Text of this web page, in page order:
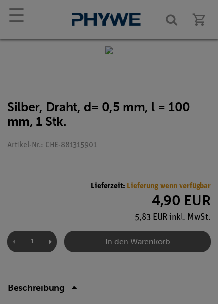
☰
Silber, Draht, d= 0,5 mm, l = 100
mm, 1 Stk.
Artikel-Nr.: CHE-881315901
Lieferzeit: Lieferung wenn verfügbar
4,90 EUR
5,83 EUR inkl. MwSt.
In den Warenkorb
Beschreibung